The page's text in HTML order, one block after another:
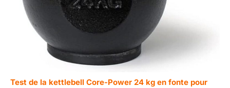
Test de la kettlebell Core-Power 24 kg en fonte pour